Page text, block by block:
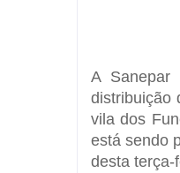
A Sanepar
distribuição
vila dos
está sendo
desta terça-